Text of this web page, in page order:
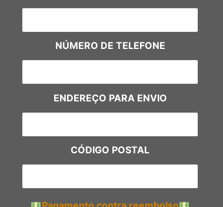
NÚMERO DE TELEFONE
ENDEREÇO PARA ENVIO
CÓDIGO POSTAL